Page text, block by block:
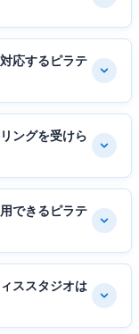
応するピラテ
ングを受けら
できるピラテ
ススタジオは